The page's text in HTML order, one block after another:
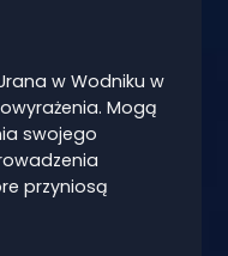
w Wodniku w
Mogą
swojego
przyniosą